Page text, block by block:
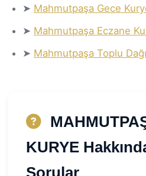
➤ Mahmutpaşa Gece
➤ Mahmutpaşa Eczane
➤ Mahmutpaşa Toplu
KURYE
Sorular